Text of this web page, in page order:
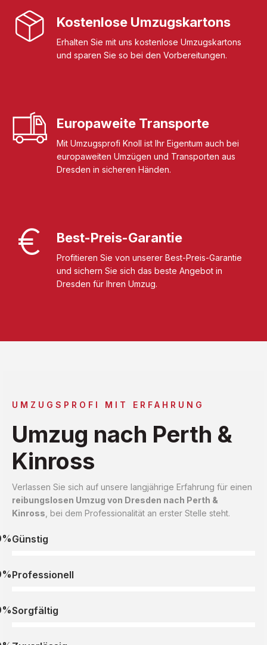
Kostenlose Umzugskartons
Erhalten Sie mit uns kostenlose Umzugskartons
und sparen Sie so bei den Vorbereitungen.
Europaweite Transporte
Mit Umzugsprofi Knoll ist Ihr Eigentum auch bei
europaweiten Umzügen und Transporten aus
Dresden in sicheren Händen.
Best-Preis-Garantie
Profitieren Sie von unserer Best-Preis-Garantie
und sichern Sie sich das beste Angebot in
Dresden für Ihren Umzug.
UMZUGSPROFI MIT ERFAHRUNG
Umzug nach Perth &
Kinross
Verlassen Sie sich auf unsere langjährige Erfahrung für einen
reibungslosen Umzug von Dresden nach Perth &
Kinross , bei dem Professionalität an erster Stelle steht.
Günstig
Professionell
Sorgfältig